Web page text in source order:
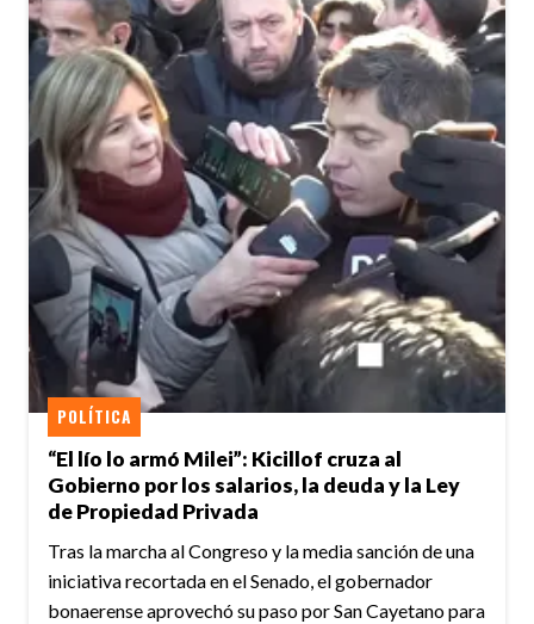
“El lío lo armó Milei”: Kicillof cruza al
Gobierno por los salarios, la deuda y la Ley
de Propiedad Privada
POLÍTICA
Tras la marcha al Congreso y la media sanción de una
iniciativa recortada en el Senado, el gobernador
bonaerense aprovechó su paso por San Cayetano para